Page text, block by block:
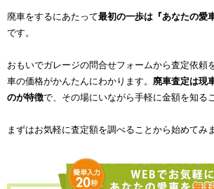
廃車をするにあたって最初の一歩は『あなたの愛
です。
おもいでガレージの問合せフォームから査定依頼
車の価格がかんたんにわかります。 廃車査定は現
のが特徴で、その場にいながら手軽に金額を知る
まずはお気軽に査定額を調べることから始めてみ